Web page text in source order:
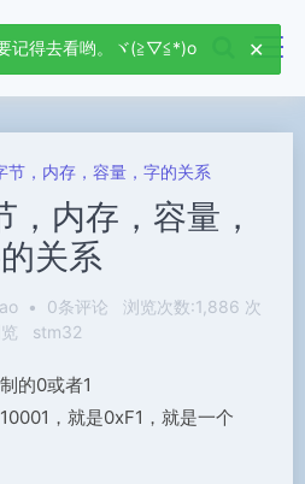
节，内存，容量，字的关系
内存，容量，
关系
• 0条评论
浏览次数:1,886 次
stm32
的0或者1
，就是0xF1，就是一个
记得去看哟。ヾ(≧▽≦*)o